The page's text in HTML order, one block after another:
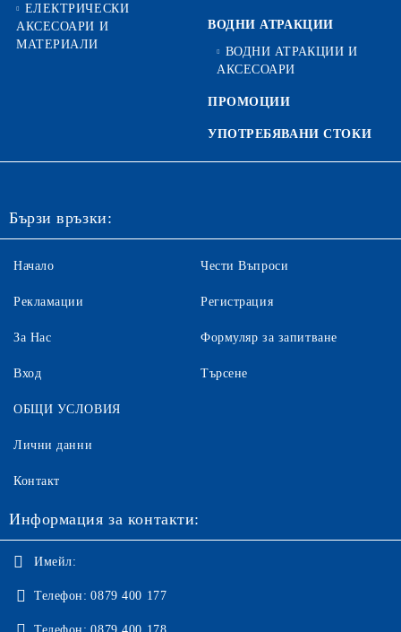
ЕЛЕКТРИЧЕСКИ
АКСЕСОАРИ И
МАТЕРИАЛИ
ВОДНИ АТРАКЦИИ
ВОДНИ АТРАКЦИИ И
АКСЕСОАРИ
ПРОМОЦИИ
УПОТРЕБЯВАНИ СТОКИ
Бързи връзки:
Начало
Рекламации
За Нас
Вход
Чести Въпроси
Регистрация
Формуляр за запитване
Търсене
ОБЩИ УСЛОВИЯ
Лични данни
Контакт
Информация за контакти:
Имейл:
Телефон: 0879 400 177